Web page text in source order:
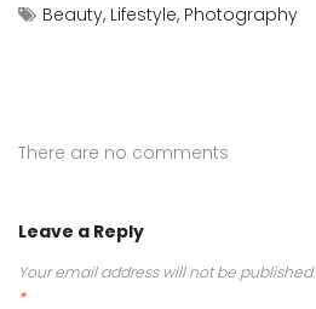
Beauty, Lifestyle, Photography
There are no comments
Leave a Reply
Your email address will not be published.
*